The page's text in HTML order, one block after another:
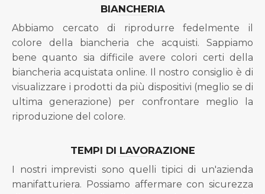
BIANCHERIA
Abbiamo cercato di riprodurre fedelmente il
colore della biancheria che acquisti. Sappiamo
bene quanto sia difficile avere colori certi della
biancheria acquistata online. Il nostro consiglio è di
visualizzare i prodotti da più dispositivi (meglio se di
ultima generazione) per confrontare meglio la
riproduzione del colore.
TEMPI DI LAVORAZIONE
I nostri imprevisti sono quelli tipici di un'azienda
manifatturiera. Possiamo affermare con sicurezza